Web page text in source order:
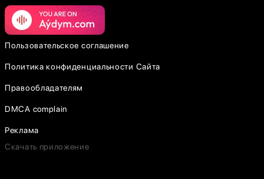
Пользовательское соглашение
Политика конфиденциальности Сайта
Правообладателям
DMCA complain
Реклама
Скачать приложение